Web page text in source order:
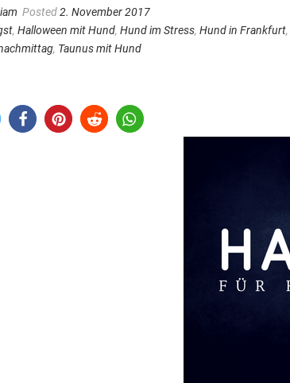
Posted2. November 2017
, Halloween mit Hund, Hund im Stress, Hund in Frankfurt,
, Taunus mit Hund